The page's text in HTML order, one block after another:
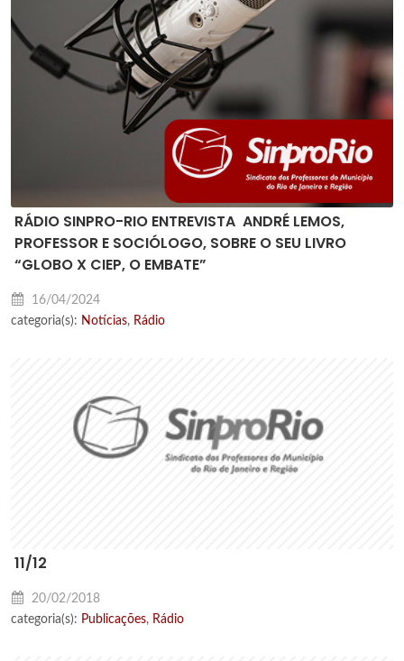
RÁDIO SINPRO-RIO ENTREVISTA ANDRÉ LEMOS,
PROFESSOR E SOCIÓLOGO, SOBRE O SEU LIVRO
“GLOBO X CIEP, O EMBATE”
16/04/2024
categoria(s): Notícias, Rádio
11/12
20/02/2018
categoria(s): Publicações, Rádio